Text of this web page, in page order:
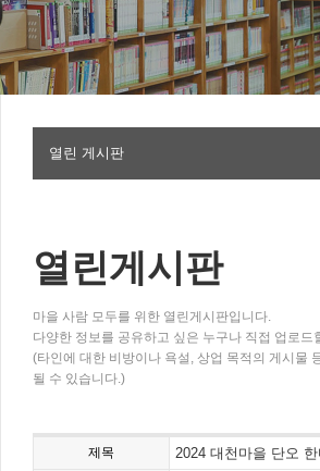
열린 게시판
열린게시판
마을 사람 모두를 위한 열린게시판입니다.
다양한 정보를 공유하고 싶은 누구나 직접 업로드
(타인에 대한 비방이나 욕설, 상업 목적의 게시물
될 수 있습니다.)
제목 2024 대천마을 단오